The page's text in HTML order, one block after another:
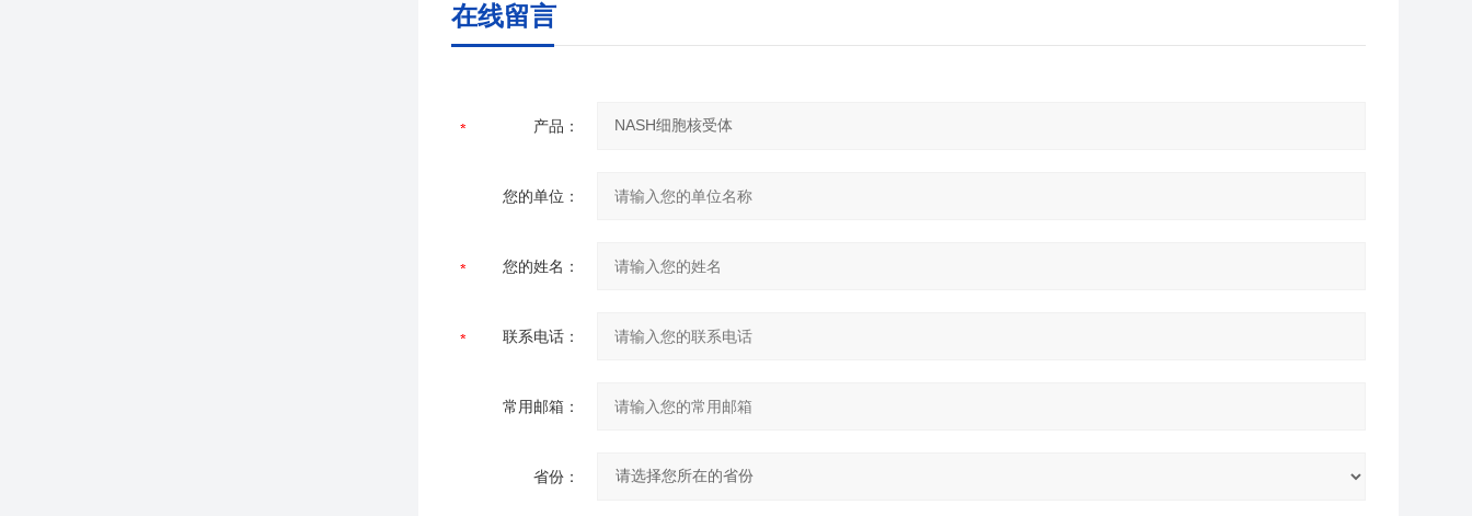
在线留言
产品：
您的单位：
您的姓名：
联系电话：
常用邮箱：
省份：